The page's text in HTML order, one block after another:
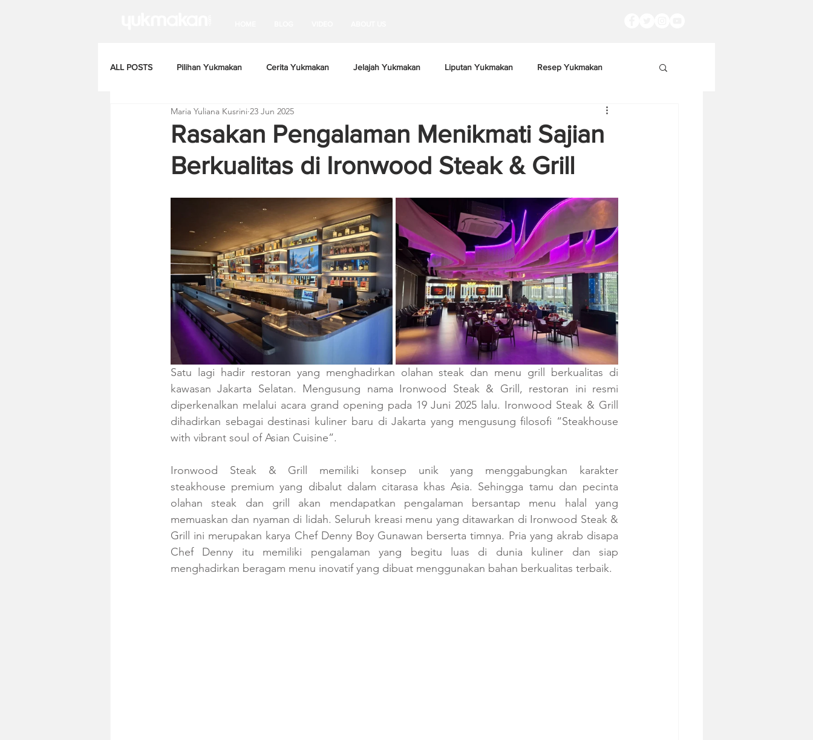
ALL POSTS Pilihan Yukmakan Cerita Yukmakan Jelajah Yukmakan Liputan Yukmakan Resep Yukmakan
Rasakan Pengalaman Menikmati Sajian
Berkualitas di Ironwood Steak & Grill
Maria Yuliana Kusrini 23 Jun 2025
Satu lagi hadir restoran yang menghadirkan olahan steak dan menu grill berkualitas di
kawasan Jakarta Selatan. Mengusung nama Ironwood Steak & Grill, restoran ini resmi
diperkenalkan melalui acara grand opening pada 19 Juni 2025 lalu. Ironwood Steak & Grill
dihadirkan sebagai destinasi kuliner baru di Jakarta yang mengusung filosofi “Steakhouse
with vibrant soul of Asian Cuisine”.
Ironwood Steak & Grill memiliki konsep unik yang menggabungkan karakter
steakhouse premium yang dibalut dalam citarasa khas Asia. Sehingga tamu dan pecinta
olahan steak dan grill akan mendapatkan pengalaman bersantap menu halal yang
memuaskan dan nyaman di lidah. Seluruh kreasi menu yang ditawarkan di Ironwood Steak &
Grill ini merupakan karya Chef Denny Boy Gunawan berserta timnya. Pria yang akrab disapa
Chef Denny itu memiliki pengalaman yang begitu luas di dunia kuliner dan siap
menghadirkan beragam menu inovatif yang dibuat menggunakan bahan berkualitas terbaik.